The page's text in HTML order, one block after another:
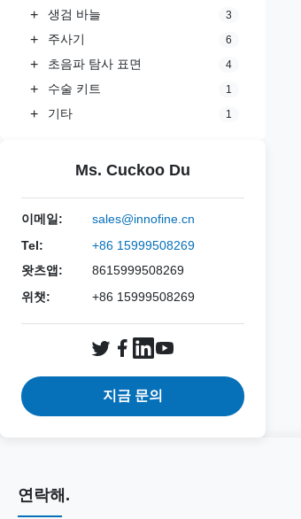
+ 생검 바늘 3
+ 주사기 6
+ 초음파 탐사 표면 4
+ 수술 키트 1
+ 기타 1
Ms. Cuckoo Du
이메일:
sales@innofine.cn
Tel:
+86 15999508269
왓츠앱:
8615999508269
위챗:
+86 15999508269
지금 문의
연락해.